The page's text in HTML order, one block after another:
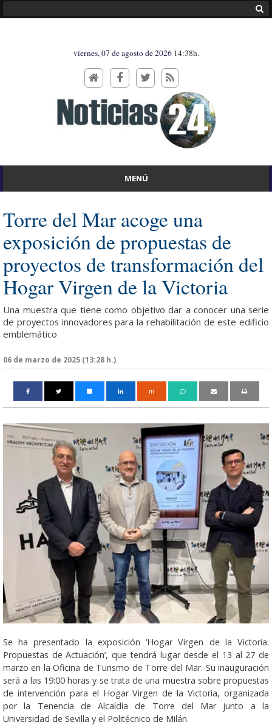
viernes, 07 de agosto de 2026 14:38h.
MENÚ
Torre del Mar acoge una
exposición de propuestas de
proyectos de transformación del
Hogar Virgen de la Victoria
Una muestra que tiene como objetivo dar a conocer una serie
de proyectos innovadores para la rehabilitación de este edificio
emblemático
06 de marzo de 2025 (13:28 h.)
m
Se ha presentado la exposición ‘Hogar Virgen de la Victoria:
Propuestas de Actuación’, que tendrá lugar desde el 13 al 27 de
marzo en la Oficina de Turismo de Torre del Mar. Su inauguración
será a las 19:00 horas y se trata de una muestra sobre propuestas
de intervención para el Hogar Virgen de la Victoria, organizada
por la Tenencia de Alcaldía de Torre del Mar junto a la
Universidad de Sevilla y el Politécnico de Milán.